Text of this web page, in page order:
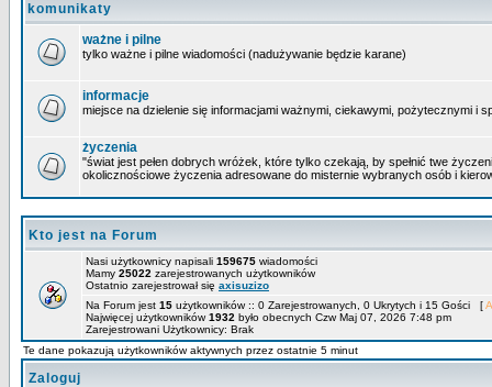
komunikaty
ważne i pilne
tylko ważne i pilne wiadomości (nadużywanie będzie karane)
informacje
miejsce na dzielenie się informacjami ważnymi, ciekawymi, pożytecznymi i
życzenia
"świat jest pełen dobrych wróżek, które tylko czekają, by spełnić twe
okolicznościowe życzenia adresowane do misternie wybranych osób i
Kto jest na Forum
Nasi użytkownicy napisali 159675 wiadomości
Mamy 25022 zarejestrowanych użytkowników
Ostatnio zarejestrował się axisuzizo
Na Forum jest 15 użytkowników :: 0 Zarejestrowanych, 0 Ukrytych i 15 Gości [
Najwięcej użytkowników1932 było obecnych Czw Maj 07, 2026 7:48 pm
Zarejestrowani Użytkownicy: Brak
Te dane pokazują użytkowników aktywnych przez ostatnie 5 minut
Zaloguj